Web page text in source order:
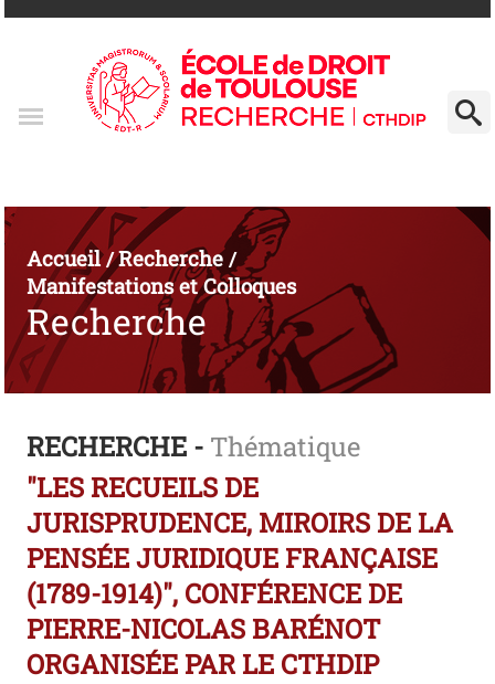
Accueil/Recherche/
Manifestations et Colloques
Recherche
RECHERCHE - Thématique
"LES RECUEILS DE
JURISPRUDENCE, MIROIRS DE LA
PENSÉE JURIDIQUE FRANÇAISE
(1789-1914)", CONFÉRENCE DE
PIERRE-NICOLAS BARÉNOT
ORGANISÉE PAR LE CTHDIP